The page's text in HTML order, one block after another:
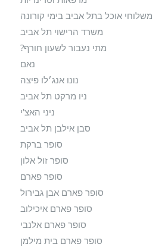
משלוחי אוכל בתל אביב בימי קורונה
משרד הרישוי תל אביב
מתי נעבור לשעון חורף?
נאם
נונו אנג׳לו פיצה
ניו מרקט תל אביב
ניני האצ'י
סבן אילבן תל אביב
סופר ברקת
סופר זול אלון
סופר פארם
סופר פארם אבן גבירול
סופר פארם איכילוב
סופר פארם אלנבי
סופר פארם בית מילמן